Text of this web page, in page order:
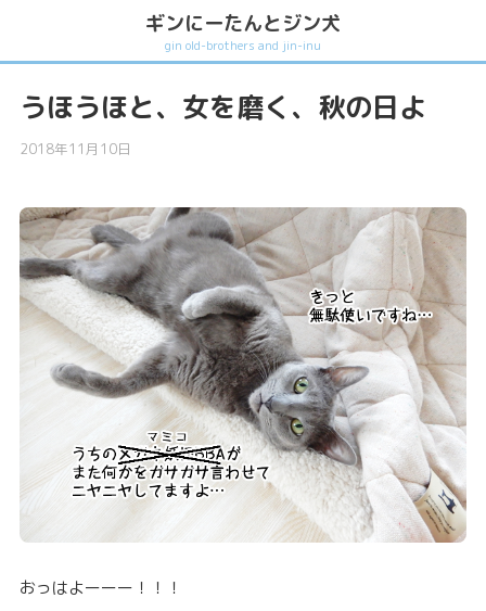
ギンにーたんとジン犬
gin old-brothers and jin-inu
うほうほと、女を磨く、秋の日よ
2018年11月10日
おっはよーーー！！！